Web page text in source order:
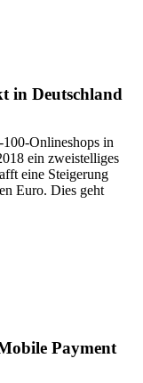
in Deutschland
Onlineshops in
ein zweistelliges
eine Steigerung
Euro. Dies geht
Payment